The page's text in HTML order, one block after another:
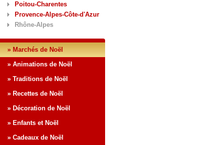
Poitou-Charentes
Provence-Alpes-Côte-d'Azur
Rhône-Alpes
» Marchés de Noël
» Animations de Noël
» Traditions de Noël
» Recettes de Noël
» Décoration de Noël
» Enfants et Noël
» Cadeaux de Noël